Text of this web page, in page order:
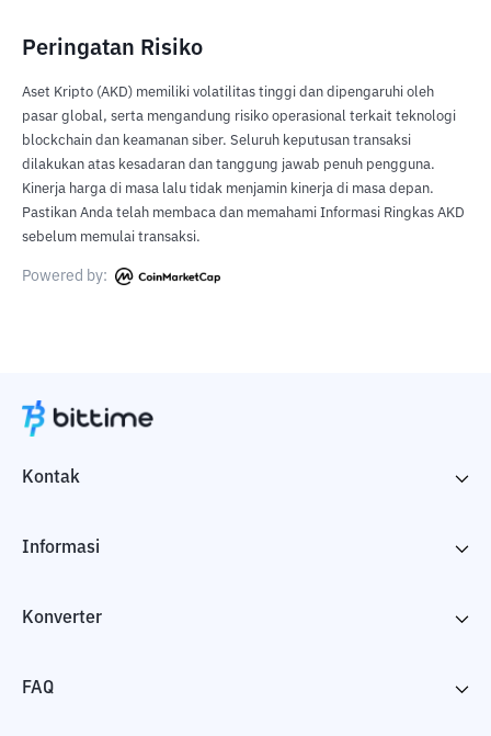
Peringatan Risiko
Aset Kripto (AKD) memiliki volatilitas tinggi dan dipengaruhi oleh
pasar global, serta mengandung risiko operasional terkait teknologi
blockchain dan keamanan siber. Seluruh keputusan transaksi
dilakukan atas kesadaran dan tanggung jawab penuh pengguna.
Kinerja harga di masa lalu tidak menjamin kinerja di masa depan.
Pastikan Anda telah membaca dan memahami Informasi Ringkas AKD
sebelum memulai transaksi.
Powered by:
Kontak
Informasi
Konverter
FAQ